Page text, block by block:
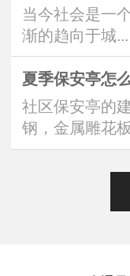
当今社会是一
渐的趋向于城...
夏季保安亭怎
社区保安亭的
钢，金属雕花